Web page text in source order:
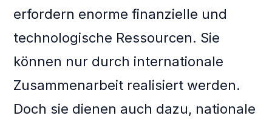
erfordern enorme finanzielle und
technologische Ressourcen. Sie
können nur durch internationale
Zusammenarbeit realisiert werden.
Doch sie dienen auch dazu, nationale